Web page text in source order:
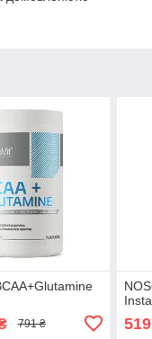
791 ₴